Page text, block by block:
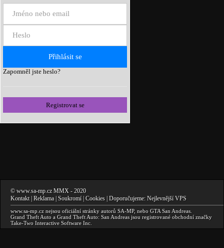
Zapomněl jste heslo?
Registrovat se
© www.sa-mp.cz MMX - 2020
Kontakt| Reklama | Soukromí| Cookies | Doporučujeme: Nejlevnější VPS
www.sa-mp.cz nejsou oficiální stránky autorů SA-MP, nebo GTA San Andreas
Grand Theft Auto a Grand Theft Auto: San Andreas jsou registrované obchodní značky
Take-Two Interactive Software Inc.